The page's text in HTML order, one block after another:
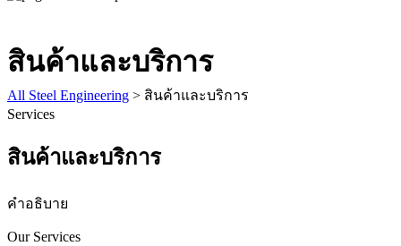
สินค้าและบริการ
All Steel Engineering > สินค้าและบริการ
Services
สินค้าและบริการ
คำอธิบาย
Our Services